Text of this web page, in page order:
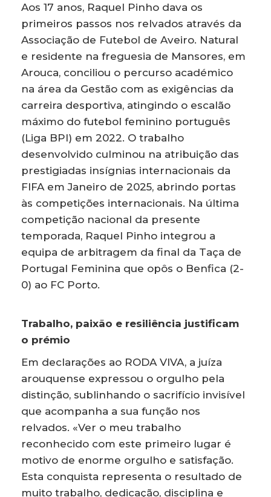
Aos 17 anos, Raquel Pinho dava os
primeiros passos nos relvados através da
Associação de Futebol de Aveiro. Natural
e residente na freguesia de Mansores, em
Arouca, conciliou o percurso académico
na área da Gestão com as exigências da
carreira desportiva, atingindo o escalão
máximo do futebol feminino português
(Liga BPI) em 2022. O trabalho
desenvolvido culminou na atribuição das
prestigiadas insígnias internacionais da
FIFA em Janeiro de 2025, abrindo portas
às competições internacionais. Na última
competição nacional da presente
temporada, Raquel Pinho integrou a
equipa de arbitragem da final da Taça de
Portugal Feminina que opôs o Benfica (2-
0) ao FC Porto.
Trabalho, paixão e resiliência justificam
o prémio
Em declarações ao RODA VIVA, a juíza
arouquense expressou o orgulho pela
distinção, sublinhando o sacrifício invisível
que acompanha a sua função nos
relvados. «Ver o meu trabalho
reconhecido com este primeiro lugar é
motivo de enorme orgulho e satisfação.
Esta conquista representa o resultado de
muito trabalho, dedicação, disciplina e